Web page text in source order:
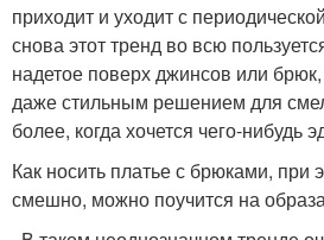
приходит и уходит с
снова этот тренд во всю
надетое поверх джинсов или
даже стильным решением для
более, когда хочется чего-нибудь
Как носить платье с брюками, при
смешно, можно поучится на